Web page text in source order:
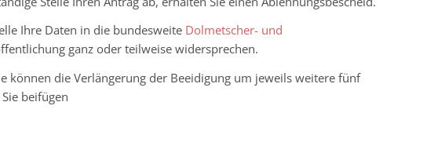
Ihre Daten in die bundesweite Dolmetscher- und
ganz oder teilweise widersprechen.
können die Verlängerung der Beeidigung um jeweils weitere fünf
beifügen